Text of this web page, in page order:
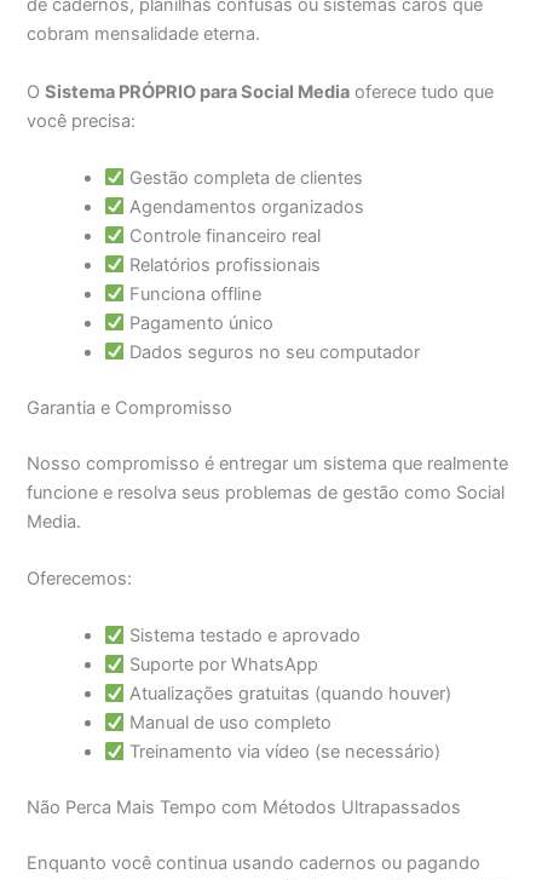
de cadernos, planilhas confusas ou sistemas caros que
cobram mensalidade eterna.
OSistema PRÓPRIO para Social Media oferece tudo que
você precisa:
Gestão completa de clientes
Agendamentos organizados
Controle financeiro real
Relatórios profissionais
Funciona offline
Pagamento único
Dados seguros no seu computador
Garantia e Compromisso
Nosso compromisso é entregar um sistema que realmente
funcione e resolva seus problemas de gestão como Social
Media.
Oferecemos:
Sistema testado e aprovado
Suporte por WhatsApp
Atualizações gratuitas (quando houver)
Manual de uso completo
Treinamento via vídeo (se necessário)
Não Perca Mais Tempo com Métodos Ultrapassados
Enquanto você continua usando cadernos ou pagando